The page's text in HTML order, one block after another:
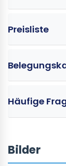
Preisliste
Häufige
Bilder